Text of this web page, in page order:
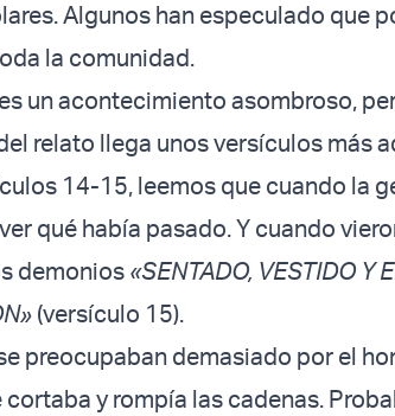
Algunos han especulado que
la comunidad.
un acontecimiento asombroso,
relato llega unos versículos más
14-15, leemos que cuando la
qué había pasado. Y cuando
demonios «SENTADO, VESTIDO Y
(versículo 15).
preocupaban demasiado por el
cortaba y rompía las cadenas.